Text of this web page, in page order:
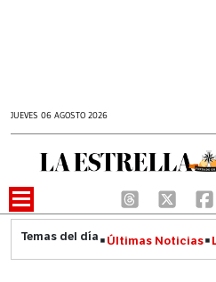
JUEVES 06 AGOSTO 2026
Últimas Noticias